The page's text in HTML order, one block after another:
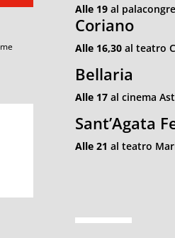
Alle 19 al
Coriano
Alle 16,30 al teatro
Bellaria
Alle 17 al cinema
Sant’Agata
Alle 21 al teatro